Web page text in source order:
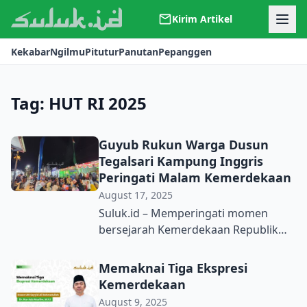
Kirim Artikel
Kerjasama
Kontak
KekabarNgilmuPituturPanutanPepanggen
Tag: HUT RI 2025
Guyub Rukun Warga Dusun
Tegalsari Kampung Inggris
Peringati Malam Kemerdekaan
August 17, 2025
Suluk.id – Memperingati momen
bersejarah Kemerdekaan Republik
tengah digelar di berbagai daerah.
Tidak luput dari wilayah perkotaan
hingga pelosok desa. Tepat satu hari
Memaknai Tiga Ekspresi
Kemerdekaan
August 9, 2025